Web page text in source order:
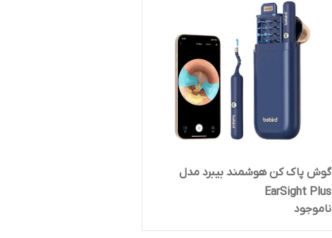
گوش پاک‌ کن هوشمند بیبرد مدل
EarSight Plus
ناموجود